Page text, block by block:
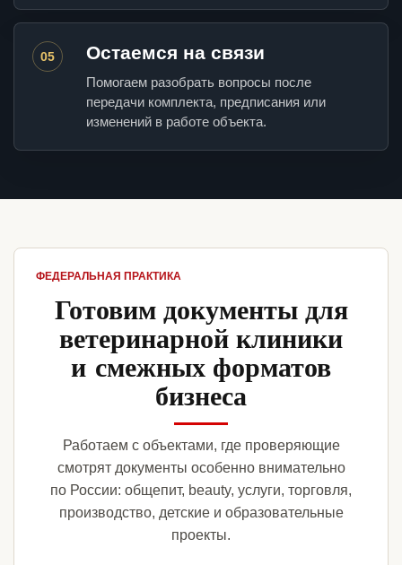
05 Остаемся на связи
Помогаем разобрать вопросы после
передачи комплекта, предписания или
изменений в работе объекта.
ФЕДЕРАЛЬНАЯ ПРАКТИКА
Готовим документы для
ветеринарной клиники
и смежных форматов
бизнеса
Работаем с объектами, где проверяющие
смотрят документы особенно внимательно
по России: общепит, beauty, услуги, торговля,
производство, детские и образовательные
проекты.